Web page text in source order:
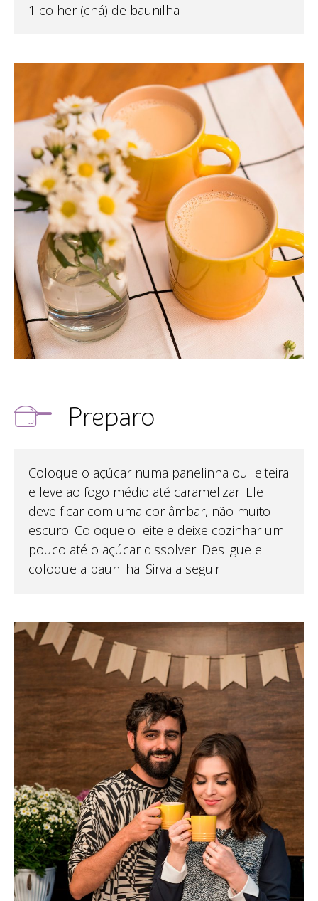
1 colher (chá) de baunilha
Preparo
Coloque o açúcar numa panelinha ou leiteira
e leve ao fogo médio até caramelizar. Ele
deve ficar com uma cor âmbar, não muito
escuro. Coloque o leite e deixe cozinhar um
pouco até o açúcar dissolver. Desligue e
coloque a baunilha. Sirva a seguir.